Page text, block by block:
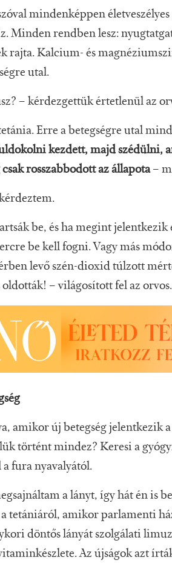
mindenképpen
Minden rendben lesz:
rajta. Kalcium- és
utal.
– kérdezgettük értetlenül az
Erre a betegségre utal
kezdett, majd szédülni,
rosszabbodott az állapota –
be, és ha megint
be kell fogni. Vagy más
levő szén-dioxid túlzott
– világosított fel az orvos.
amikor új betegség jelentkezik
történt mindez? Keresi a
fura nyavalyától.
a lányt, így hát én is
tetániáról, amikor parlamenti
döntős lányát szolgálati
Az újságok azt